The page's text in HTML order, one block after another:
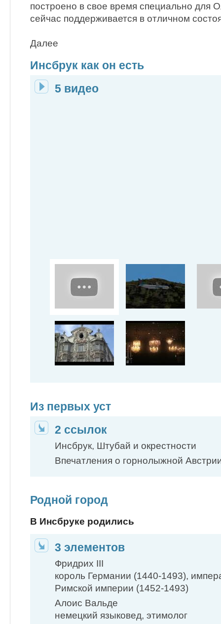
построено в свое время специально для
сейчас поддерживается в отличном
Далее
Инсбрук как он есть
5 видео
Из первых уст
2 ссылок
Инсбрук, Штубай и окрестности
Впечатления о горнолыжной
Родной город
В Инсбруке родились
3 элементов
Фридрих III
король Германии (1440-1493),
Римской империи (1452-1493)
Алоис Вальде
немецкий языковед, этимолог